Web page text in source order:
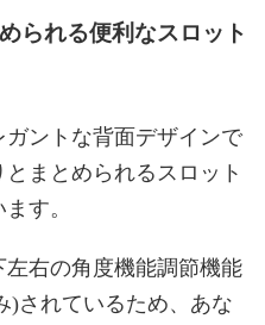
られる便利なスロット
ントな背面デザインで
まとめられるスロット
す。
左右の角度機能調節機能
)されているため、あな